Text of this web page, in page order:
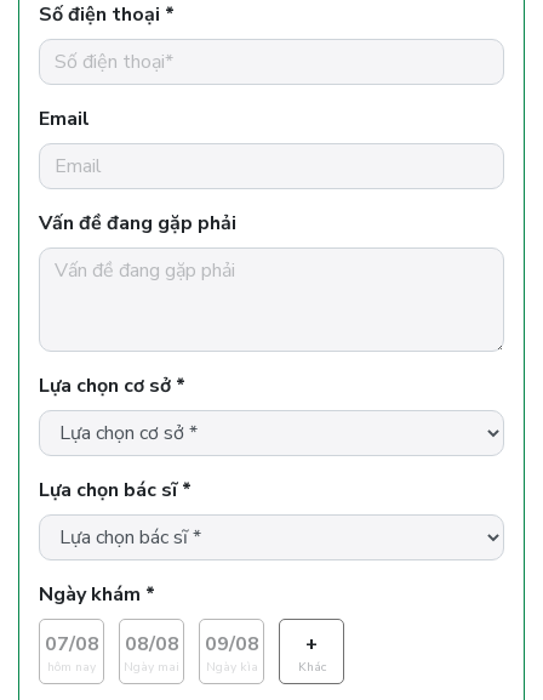
Số điện thoại *
Email
Vấn đề đang gặp phải
Lựa chọn cơ sở *
Lựa chọn bác sĩ *
Ngày khám *
07/08
hôm nay
08/08
Ngày mai
09/08
Ngày kìa
+
Khác